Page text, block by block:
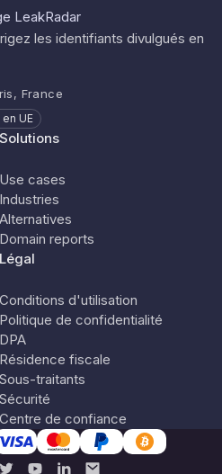
les identifiants divulgués en
France
UE
Solutions
Use cases
Industries
Alternatives
Domain reports
Légal
Conditions d'utilisation
Politique de confidentialité
DPA
Résidence fiscale
Sous-traitants
Sécurité
Centre de confiance